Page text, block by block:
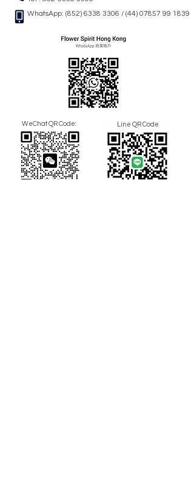
WhatsApp: (852) 6338 3306 / (44) 07857 99 1839
Line QR Code
WeChat QR Code: